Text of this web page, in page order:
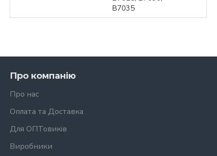
B7035
Про компанію
Про нас
Оплата та Доставка
Для ОПТовиків
Виробники